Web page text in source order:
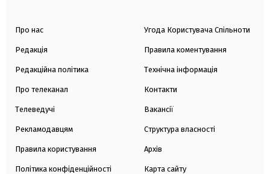
Про нас
Редакція
Редакційна політика
Про телеканал
Телеведучі
Рекламодавцям
Правила користування
Політика конфіденційності
Угода Користувача Спільноти
Правила коментування
Технічна інформація
Контакти
Вакансії
Структура власності
Архів
Карта сайту